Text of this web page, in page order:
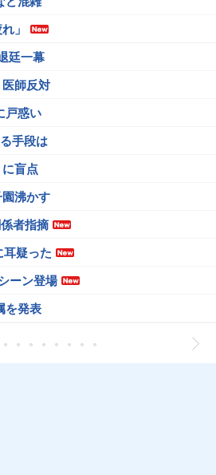
」
廷一幕
医師反対
戸惑い
手段は
盲点
沸かす
者指摘
耳疑った
ーン登場
を発表